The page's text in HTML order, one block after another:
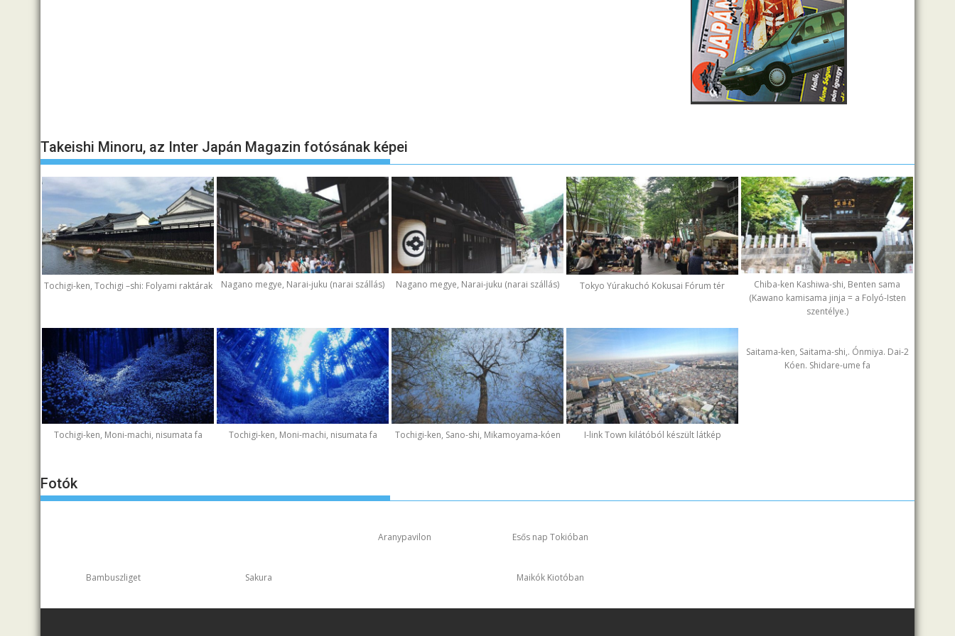
Takeishi Minoru, az Inter Japán Magazin fotósának képei
Tochigi-ken, Tochigi –shi: Folyami raktárak Nagano megye, Narai-juku (narai szállás) Nagano megye, Narai-juku (narai szállás) Tokyo Yúrakuchó Kokusai Fórum tér
Chiba-ken Kashiwa-shi, Benten sama
(Kawano kamisama jinja = a Folyó-Isten
szentélye.)
Tochigi-ken, Moni-machi, nisumata fa Tochigi-ken, Moni-machi, nisumata fa Tochigi-ken, Sano-shi, Mikamoyama-kóen I-link Town kilátóból készült látkép
Saitama-ken, Saitama-shi,. Ónmiya. Dai-2
Kóen. Shidare-ume fa
Fotók
Aranypavilon Esős nap Tokióban
Bambuszliget Sakura Maikók Kiotóban